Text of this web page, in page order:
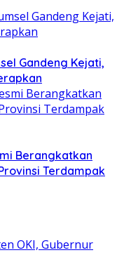
Gandeng Kejati,
Berangkatkan
Terdampak